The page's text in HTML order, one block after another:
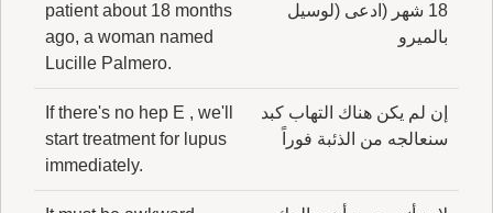
18 شهر (ادعى (لوسيل
بالميرو
patient about 18 months
ago, a woman named
Lucille Palmero.
إن لم يكن هناك التهاب كبد
سنعالجه من الذئبة فوراً
If there's no hep E , we'll
start treatment for lupus
immediately.